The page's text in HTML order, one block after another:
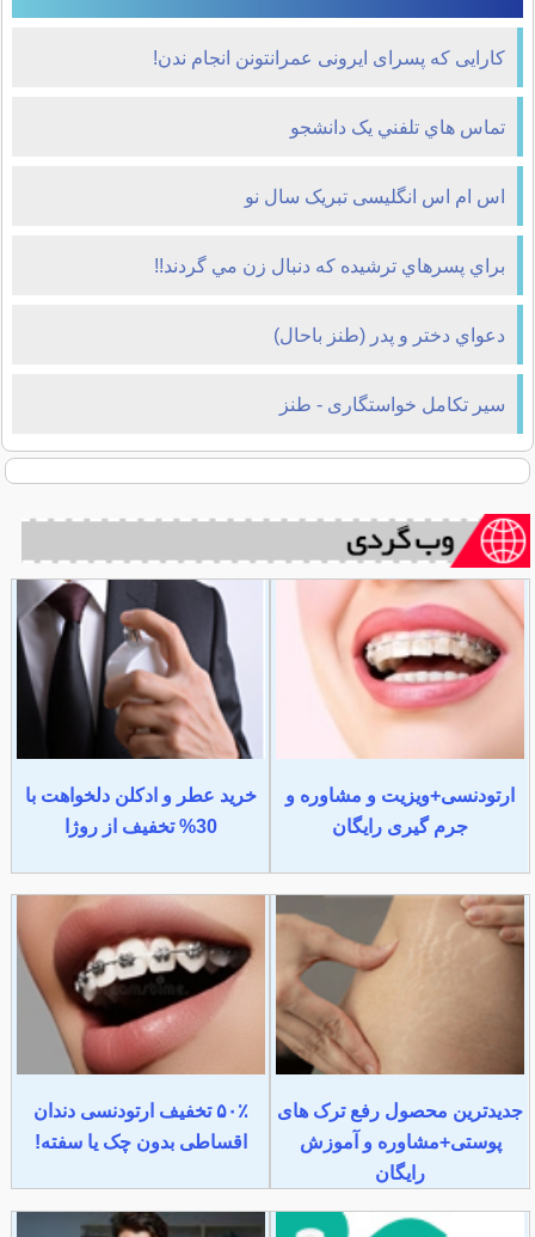
کارایی که پسرای ایرونی عمرانتونن انجام ندن!
تماس هاي تلفني يک دانشجو
اس ام اس انگلیسی تبریک سال نو
براي پسرهاي ترشيده که دنبال زن مي گردند!!
دعواي دختر و پدر (طنز باحال)
سیر تکامل خواستگاری - طنز
ارتودنسی+ویزیت و مشاوره و
جرم گیری رایگان
خرید عطر و ادکلن دلخواهت با
30% تخفیف از روژا
جدیدترین محصول رفع ترک های
پوستی+مشاوره و آموزش
رایگان
۵۰٪ تخفیف ارتودنسی دندان
اقساطی بدون چک یا سفته!